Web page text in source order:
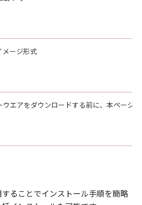
、「プリンター」にインスト
データ｣は含まないものとしま
を消去することにより本契約
ができます。
様が本契約のいずれかの条項
直ちに本契約を終了させるこ
による本契約の終了後直ち
ウェア」を消去するものとし
後も効力を有するものとしま
メージ形式
ウエアをダウンロードする前に、本ページ
ることでインストール手順を簡略